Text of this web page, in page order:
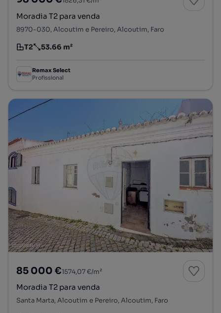
Moradia T2 para venda
8970-030, Alcoutim e Pereiro, Alcoutim, Faro
Tipologia
T2
Preço por metro quadrado
53.66 m²
Remax Select
Profissional
85 000 €1574,07 €/m²
Moradia T2 para venda
Santa Marta, Alcoutim e Pereiro, Alcoutim, Faro